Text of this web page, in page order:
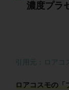
濃度プラ
引用元：ロアコ
ロアコスモの「